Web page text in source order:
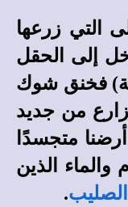
التي زرعها
إلى الحقل
فخنق شوك
من جديد
متجسدًا
والماء الذين
الصليب.